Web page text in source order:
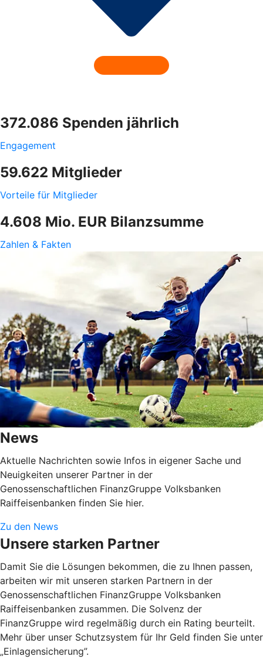
372.086 Spenden jährlich
Engagement
59.622 Mitglieder
Vorteile für Mitglieder
4.608 Mio. EUR Bilanzsumme
Zahlen & Fakten
News
Aktuelle Nachrichten sowie Infos in eigener Sache und
Neuigkeiten unserer Partner in der
Genossenschaftlichen FinanzGruppe Volksbanken
Raiffeisenbanken finden Sie hier.
Zu den News
Unsere starken Partner
Damit Sie die Lösungen bekommen, die zu Ihnen passen,
arbeiten wir mit unseren starken Partnern in der
Genossenschaftlichen FinanzGruppe Volksbanken
Raiffeisenbanken zusammen. Die Solvenz der
FinanzGruppe wird regelmäßig durch ein Rating beurteilt.
Mehr über unser Schutzsystem für Ihr Geld finden Sie unter
„Einlagensicherung”.